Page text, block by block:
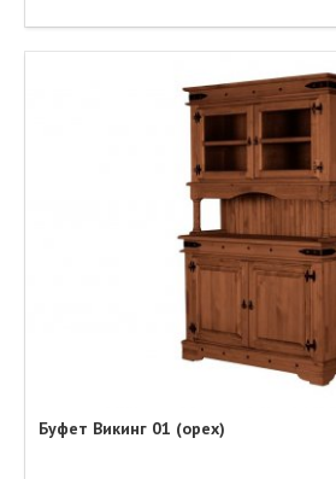
Буфет Викинг 01 (орех)